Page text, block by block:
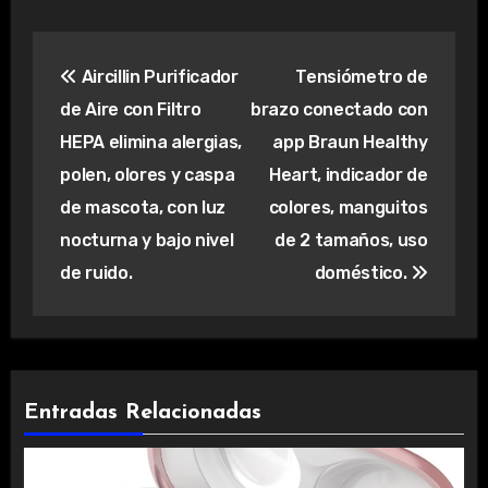
de
entradas
Aircillin Purificador
de Aire con Filtro
HEPA elimina alergias,
polen, olores y caspa
de mascota, con luz
nocturna y bajo nivel
de ruido.
Tensiómetro de
brazo conectado con
app Braun Healthy
Heart, indicador de
colores, manguitos
de 2 tamaños, uso
doméstico.
Entradas Relacionadas